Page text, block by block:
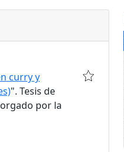
curry y
". Tesis de
por la